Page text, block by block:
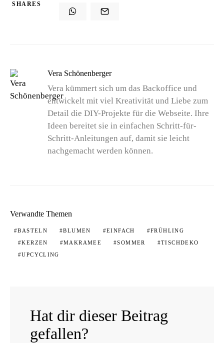
SHARES
Vera Schönenberger
Vera kümmert sich um das Backoffice und
entwickelt mit viel Kreativität und Liebe zum
Detail die DIY-Projekte für die Webseite. Ihre
Ideen bereitet sie in einfachen Schritt-für-
Schritt-Anleitungen auf, damit sie leicht
nachgemacht werden können.
Verwandte Themen
BASTELN BLUMEN EINFACH
FRÜHLING
KERZEN
MAKRAMEE SOMMER
TISCHDEKO
UPCYCLING
Hat dir dieser Beitrag
gefallen?